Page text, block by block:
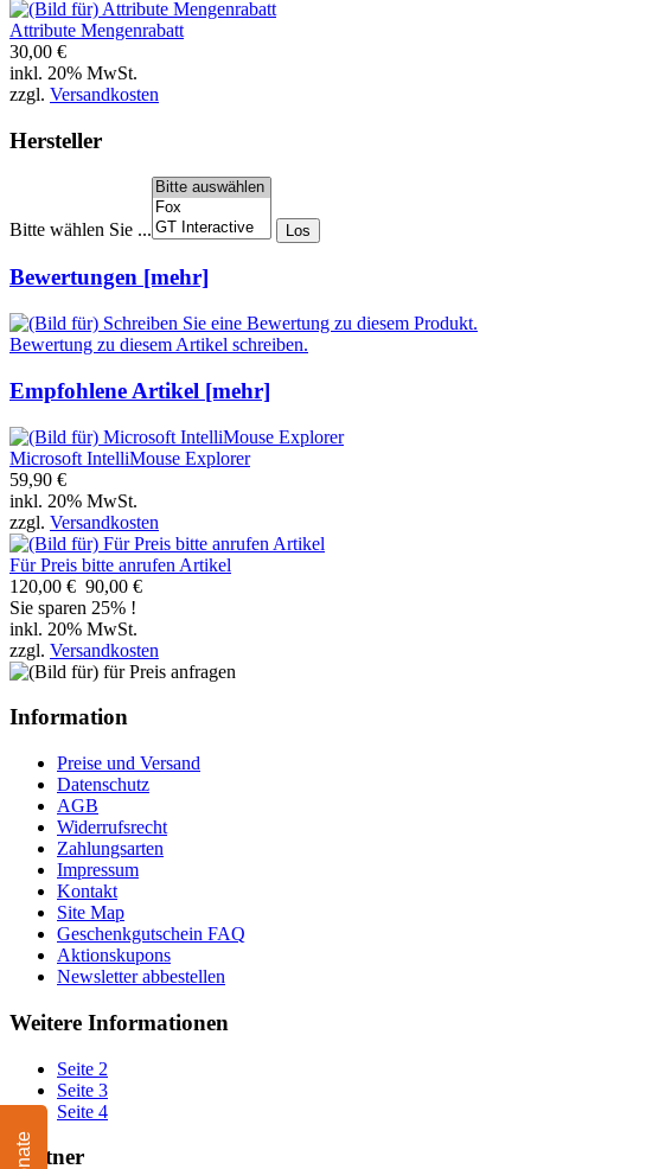
Attribute Mengenrabatt
30,00 €
inkl. 20% MwSt.
zzgl. Versandkosten
Hersteller
Bitte wählen Sie ...
Bewertungen [mehr]
Bewertung zu diesem Artikel schreiben.
Empfohlene Artikel [mehr]
Microsoft IntelliMouse Explorer
59,90 €
inkl. 20% MwSt.
zzgl. Versandkosten
Für Preis bitte anrufen Artikel
120,00 € 90,00 €
Sie sparen 25% !
inkl. 20% MwSt.
zzgl. Versandkosten
Information
Preise und Versand
Datenschutz
AGB
Widerrufsrecht
Zahlungsarten
Impressum
Kontakt
Site Map
Geschenkgutschein FAQ
Aktionskupons
Newsletter abbestellen
Weitere Informationen
Seite 2
Seite 3
Seite 4
Partner